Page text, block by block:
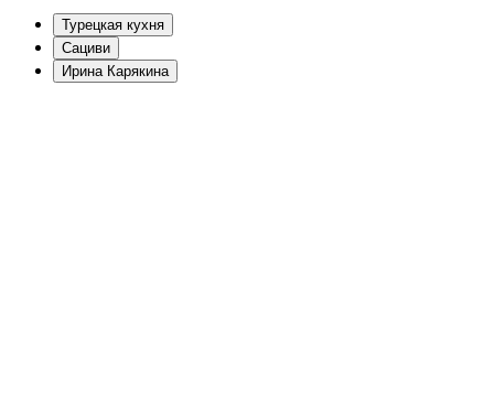
Турецкая кухня
Сациви
Ирина Карякина